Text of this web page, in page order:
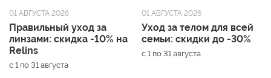
01 АВГУСТА 2026
Правильный уход за
линзами: скидка -10% на
Relins
с 1 по 31 августа
01 АВГУСТА 2026
Уход за телом для всей
семьи: скидки до -30%
с 1 по 31 августа